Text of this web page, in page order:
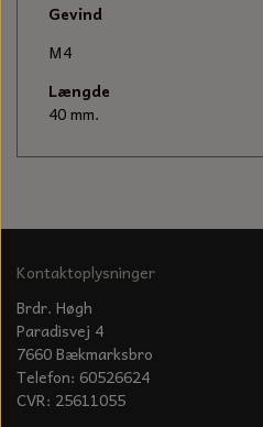
Gevind
M4
Længde
40 mm.
Kontaktoplysninger
Brdr. Høgh
Paradisvej 4
7660 Bækmarksbro
Telefon: 60526624
CVR: 25611055